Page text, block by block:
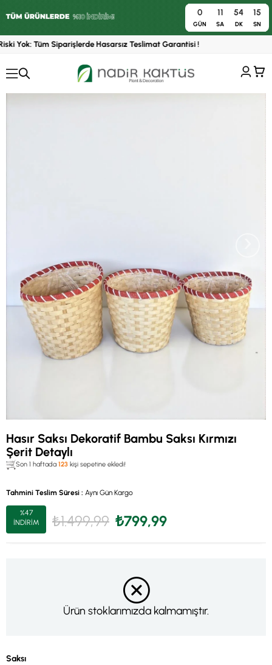
0
GÜN
11
SA
54
DK
14
SN
Yok: Tüm Siparişlerde Hasarsız Teslimat Garantisi !
Hasır Saksı Dekoratif Bambu Saksı Kırmızı
Şerit Detaylı
Son 1 haftada 123 kişi sepetine ekledi!
Tahmini Teslim Süresi : Aynı Gün Kargo
%47
İNDIRIM
₺1.499,99 ₺799,99
Ürün stoklarımızda kalmamıştır.
Saksı